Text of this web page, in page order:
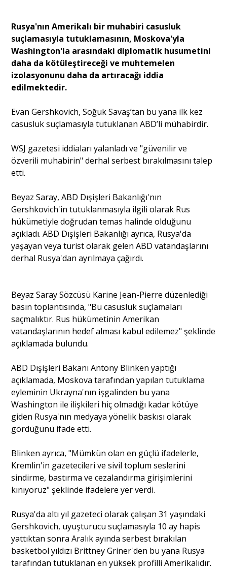
Dünya
Yorum - Analiz
Yazı Dizisi
Portre
Yazarlar
Eğitim
Ankara Analiz
Sağlık
Rusya'nın Amerikalı bir muhabiri casusluk
suçlamasıyla tutuklamasının, Moskova'yla
Washington'la arasındaki diplomatik husumetini
daha da kötüleştireceği ve muhtemelen
izolasyonunu daha da artıracağı iddia
edilmektedir.
Evan Gershkovich, Soğuk Savaş’tan bu yana ilk kez
casusluk suçlamasıyla tutuklanan ABD’li mühabirdir.
WSJ gazetesi iddiaları yalanladı ve "güvenilir ve
özverili muhabirin" derhal serbest bırakılmasını talep
etti.
Beyaz Saray, ABD Dışişleri Bakanlığı'nın
Gershkovich'in tutuklanmasıyla ilgili olarak Rus
hükümetiyle doğrudan temas halinde olduğunu
açıkladı. ABD Dışişleri Bakanlığı ayrıca, Rusya'da
yaşayan veya turist olarak gelen ABD vatandaşlarını
derhal Rusya'dan ayrılmaya çağırdı.
Beyaz Saray Sözcüsü Karine Jean-Pierre düzenlediği
basın toplantısında, "Bu casusluk suçlamaları
saçmalıktır. Rus hükümetinin Amerikan
vatandaşlarının hedef alması kabul edilemez" şeklinde
açıklamada bulundu.
ABD Dışişleri Bakanı Antony Blinken yaptığı
açıklamada, Moskova tarafından yapılan tutuklama
eyleminin Ukrayna'nın işgalinden bu yana
Washington ile ilişkileri hiç olmadığı kadar kötüye
giden Rusya'nın medyaya yönelik baskısı olarak
gördüğünü ifade etti.
Blinken ayrıca, "Mümkün olan en güçlü ifadelerle,
Kremlin'in gazetecileri ve sivil toplum seslerini
sindirme, bastırma ve cezalandırma girişimlerini
kınıyoruz" şeklinde ifadelere yer verdi.
Rusya'da altı yıl gazeteci olarak çalışan 31 yaşındaki
Gershkovich, uyuşturucu suçlamasıyla 10 ay hapis
yattıktan sonra Aralık ayında serbest bırakılan
basketbol yıldızı Brittney Griner'den bu yana Rusya
tarafından tutuklanan en yüksek profilli Amerikalıdır.